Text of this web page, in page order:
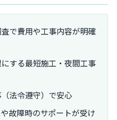
で費用や工事内容が明確
する最短施工・夜間工事
法令遵守）で安心
故障時のサポートが受け